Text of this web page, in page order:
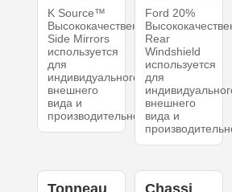
K Source™
Высококачественный
Side Mirrors
используется
для
индивидуального
внешнего
вида и
производительности.
Ford 20%
Rear
Windshield
используется
для
индивидуального
внешнего
вида и